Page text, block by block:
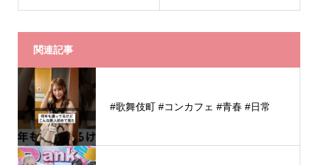
関連記事
#歌舞伎町 #コンカフェ #青春 #日常